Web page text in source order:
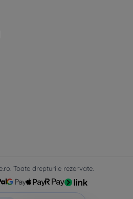
Toate drepturile rezervate.